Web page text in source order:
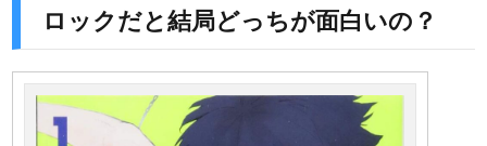
ロックだと結局どっちが面白いの？